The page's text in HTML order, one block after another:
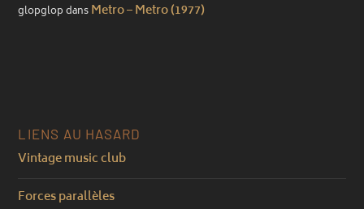
glopglopdansMetro – Metro (1977)
LIENS AU HASARD
Vintage music club
Forces parallèles